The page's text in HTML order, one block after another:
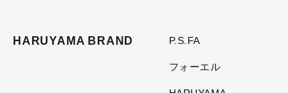
HARUYAMA BRAND P.S.FA
フォーエル